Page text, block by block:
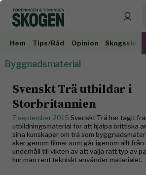
Hem Tips/Råd Opinion
Byggnadsmaterial
Svenskt Trä utbildar i
Storbritannien
7 september 2015 Svenskt Trä har tagit
utbildningsmaterial för att hjälpa brittiska
sina kunskaper om trä som
sker genom filmer som går igenom allt från
underhåll till vikten av att välja rätt typ av
hur man rent tekniskt använder materialet.